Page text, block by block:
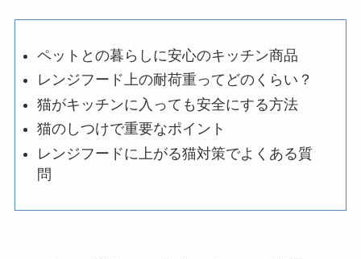
ペットとの暮らしに安心のキッチン商品
レンジフード上の耐荷重ってどのくらい？
猫がキッチンに入っても安全にする方法
猫のしつけで重要なポイント
レンジフードに上がる猫対策でよくある質
問